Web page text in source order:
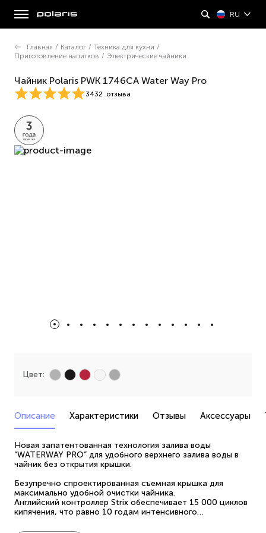
RU
Главная / Каталог / Техника для кухни /
Приготовление напитков / Электрические чайники
Чайник Polaris PWK 1746CA Water Way Pro
3432 отзыва
Цвет:
Описание Характеристики Отзывы Аксессуары
Новая запатентованная технология залива воды
“WATERWAY PRO” для удобного верхнего залива воды в
чайник без открытия крышки.
Безупречно спроектированная съемная крышка для
максимально удобной очистки чайника.
Английский контроллер Strix обеспечивает 15 000 циклов
кипячения, что равно 10 годам интенсивного
Дно чайника из стали нового поколения “Promedic”.